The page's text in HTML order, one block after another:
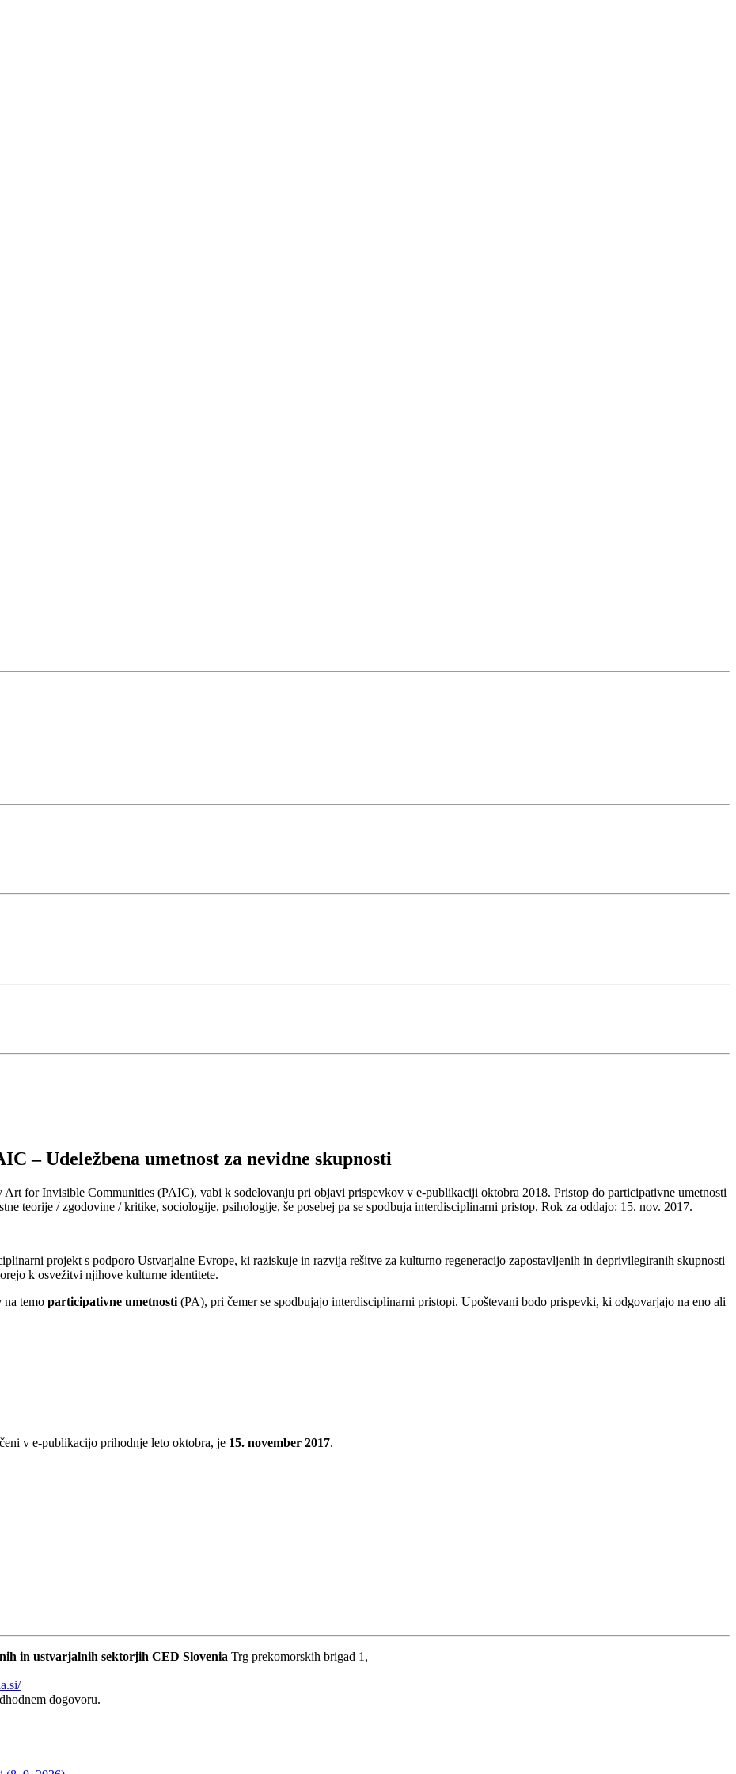
– Udeležbena umetnost za nevidne skupnosti
for Invisible Communities (PAIC), vabi k sodelovanju pri objavi prispevkov v e-publikaciji oktobra 2018. Pristop do participativne umetnosti
teorije / zgodovine / kritike, sociologije, psihologije, še posebej pa se spodbuja interdisciplinarni pristop. Rok za oddajo: 15. nov. 2017.
projekt s podporo Ustvarjalne Evrope, ki raziskuje in razvija rešitve za kulturno regeneracijo zapostavljenih in deprivilegiranih skupnosti
k osvežitvi njihove kulturne identitete.
na temo participativne umetnosti (PA), pri čemer se spodbujajo interdisciplinarni pristopi. Upoštevani bodo prispevki, ki odgovarjajo na eno ali
v e-publikacijo prihodnje leto oktobra, je 15. november 2017.
in ustvarjalnih sektorjih CED Slovenia Trg prekomorskih brigad 1,
dogovoru.